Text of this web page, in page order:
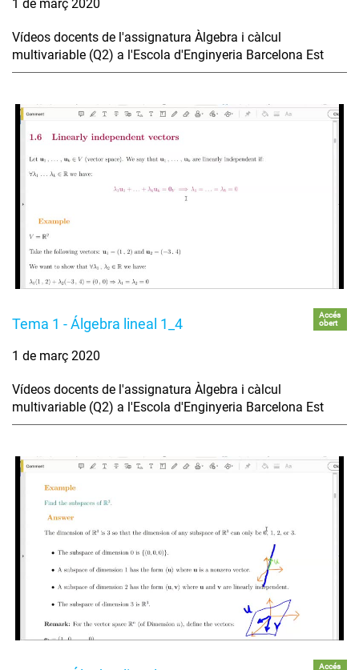
1 de març 2020
Vídeos docents de l'assignatura Àlgebra i càlcul
multivariable (Q2) a l'Escola d'Enginyeria Barcelona Est
Tema 1 - Álgebra lineal 1_4
Accés
obert
1 de març 2020
Vídeos docents de l'assignatura Àlgebra i càlcul
multivariable (Q2) a l'Escola d'Enginyeria Barcelona Est
Accés